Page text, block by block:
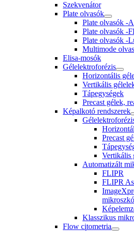
Szekvenátor
Plate olvasók
Plate olvasók -
Plate olvasók -
Plate olvasók -
Multimode
Elisa-mosók
Gélelektroforézis
Horizontális
Vertikális
Tápegységek
Precast gélek,
Képalkotó rendszerek
Precast
Vertikális
Automatizált
FLIPR
FLIPR
Klasszikus
Flow citometria